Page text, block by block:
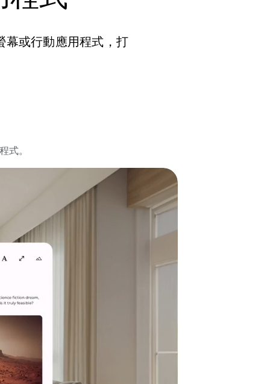
幕或行動應用程式，打
式。